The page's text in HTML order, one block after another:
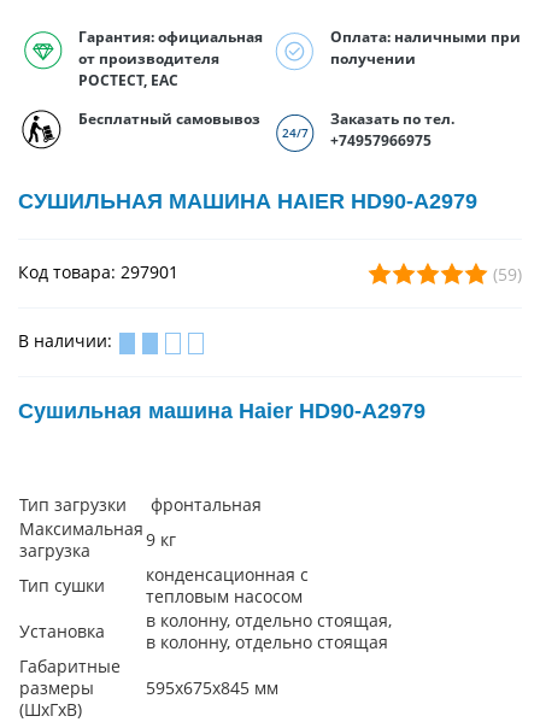
Гарантия: официальная
от производителя
РОСТЕСТ, EAC
Оплата: наличными при
получении
Бесплатный самовывоз
Заказать по тел.
+74957966975
СУШИЛЬНАЯ МАШИНА HAIER HD90-A2979
Код товара: 297901 (59)
В наличии:
Сушильная машина Haier HD90-A2979
Тип загрузки
фронтальная
Максимальная
загрузка
9 кг
Тип сушки
конденсационная с
тепловым насосом
Установка
в колонну, отдельно стоящая,
в колонну, отдельно стоящая
Габаритные
размеры
(ШхГхВ)
595х675х845 мм